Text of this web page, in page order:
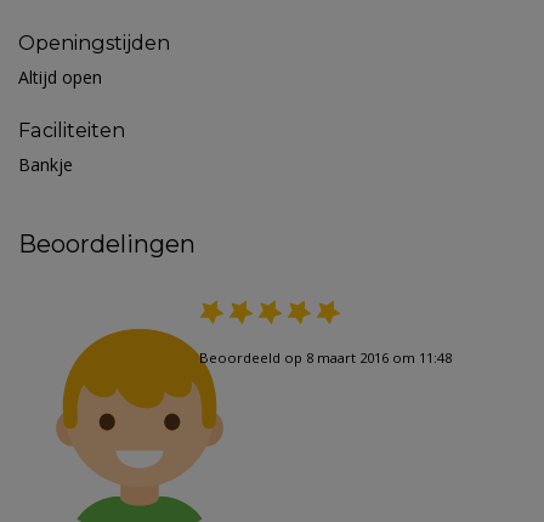
Openingstijden
Altijd open
Faciliteiten
Bankje
Beoordelingen
Beoordeeld op 8 maart 2016 om 11:48